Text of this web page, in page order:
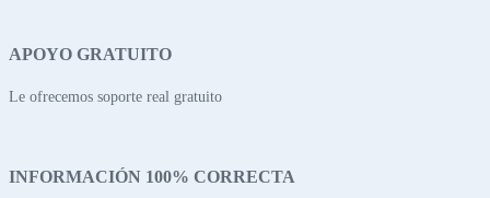
APOYO GRATUITO
Le ofrecemos soporte real gratuito
INFORMACIÓN 100% CORRECTA